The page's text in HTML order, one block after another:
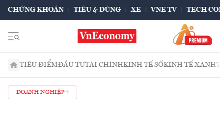
CHỨNG KHOÁN TIÊU & DÙNG XE VNE TV TECH
TIÊU ĐIỂMĐẦU TƯTÀI CHÍNHKINH TẾ SỐKINH TẾ XANH
DOANH NGHIỆP